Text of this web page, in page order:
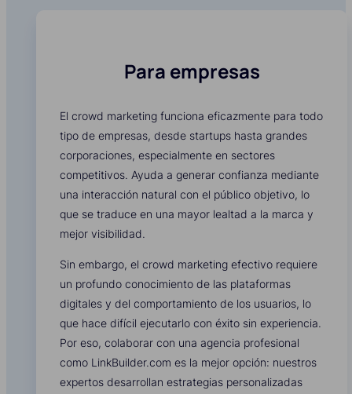
Para empresas
El crowd marketing funciona eficazmente para todo
tipo de empresas, desde startups hasta grandes
corporaciones, especialmente en sectores
competitivos. Ayuda a generar confianza mediante
una interacción natural con el público objetivo, lo
que se traduce en una mayor lealtad a la marca y
mejor visibilidad.
Sin embargo, el crowd marketing efectivo requiere
un profundo conocimiento de las plataformas
digitales y del comportamiento de los usuarios, lo
que hace difícil ejecutarlo con éxito sin experiencia.
Por eso, colaborar con una agencia profesional
como LinkBuilder.com es la mejor opción: nuestros
expertos desarrollan estrategias personalizadas